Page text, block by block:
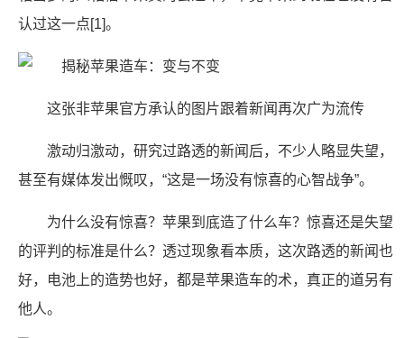
认过这一点[1]。
这张非苹果官方承认的图片跟着新闻再次广为流传
激动归激动，研究过路透的新闻后，不少人略显失望，
甚至有媒体发出慨叹，“这是一场没有惊喜的心智战争”。
为什么没有惊喜？苹果到底造了什么车？惊喜还是失望
的评判的标准是什么？透过现象看本质，这次路透的新闻也
好，电池上的造势也好，都是苹果造车的术，真正的道另有
他人。